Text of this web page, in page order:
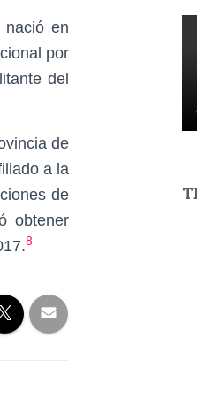
en
por
del
de
a la
de
obtener
8